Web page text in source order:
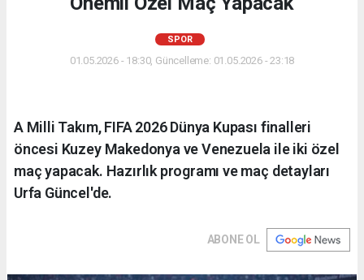
SPOR
01.05.2026 - 18:30, Güncelleme: 01.05.2026 - 23:18
A Milli Takım, FIFA 2026 Dünya Kupası finalleri
öncesi Kuzey Makedonya ve Venezuela ile iki özel
maç yapacak. Hazırlık programı ve maç detayları
Urfa Güncel'de.
ABONE OL